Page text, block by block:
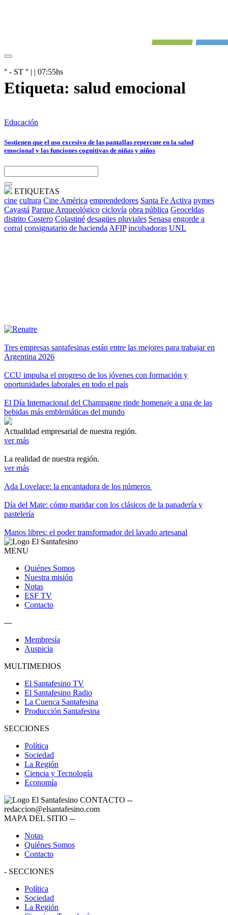
° - ST ° | | 07:55hs
Etiqueta: salud emocional
Educación
Sostienen que el uso excesivo de las pantallas repercute en la salud
emocional y las funciones cognitivas de niñas y niños
ETIQUETAS
cine cultura Cine América emprendedores Santa Fe Activa pymes
Cayastá Parque Arqueológico ciclovía obra pública Geoceldas
distrito Costero Colastiné desagües pluviales Senasa engorde a
corral consignatario de hacienda AFIP incubadoras UNL
Tres empresas santafesinas están entre las mejores para trabajar en
Argentina 2026
CCU impulsa el progreso de los jóvenes con formación y
oportunidades laborales en todo el país
El Día Internacional del Champagne rinde homenaje a una de las
bebidas más emblemáticas del mundo
Actualidad empresarial de nuestra región.
ver más
La realidad de nuestra región.
ver más
Ada Lovelace: la encantadora de los números
Día del Mate: cómo maridar con los clásicos de la panadería y
pastelería
Manos libres: el poder transformador del lavado artesanal
MENU
Quiénes Somos
Nuestra misión
Notas
ESF TV
Contacto
---
Membresía
Auspicia
MULTIMEDIOS
El Santafesino TV
El Santafesino Radio
La Cuenca Santafesina
Producción Santafesina
SECCIONES
Política
Sociedad
La Región
Ciencia y Tecnología
Economía
CONTACTO --
redaccion@elsantafesino.com
MAPA DEL SITIO --
Notas
Quiénes Somos
Contacto
- SECCIONES
Política
Sociedad
La Región